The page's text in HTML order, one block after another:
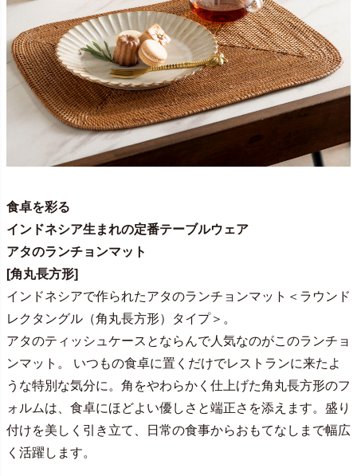
食卓を彩る
インドネシア生まれの定番テーブルウェア
アタのランチョンマット
[角丸長方形]
インドネシアで作られたアタのランチョンマット＜ラウンド
レクタングル（角丸長方形）タイプ＞。
アタのティッシュケースとならんで人気なのがこのランチョ
ンマット。 いつもの食卓に置くだけでレストランに来たよ
うな特別な気分に。角をやわらかく仕上げた角丸長方形のフ
ォルムは、食卓にほどよい優しさと端正さを添えます。盛り
付けを美しく引き立て、日常の食事からおもてなしまで幅広
く活躍します。